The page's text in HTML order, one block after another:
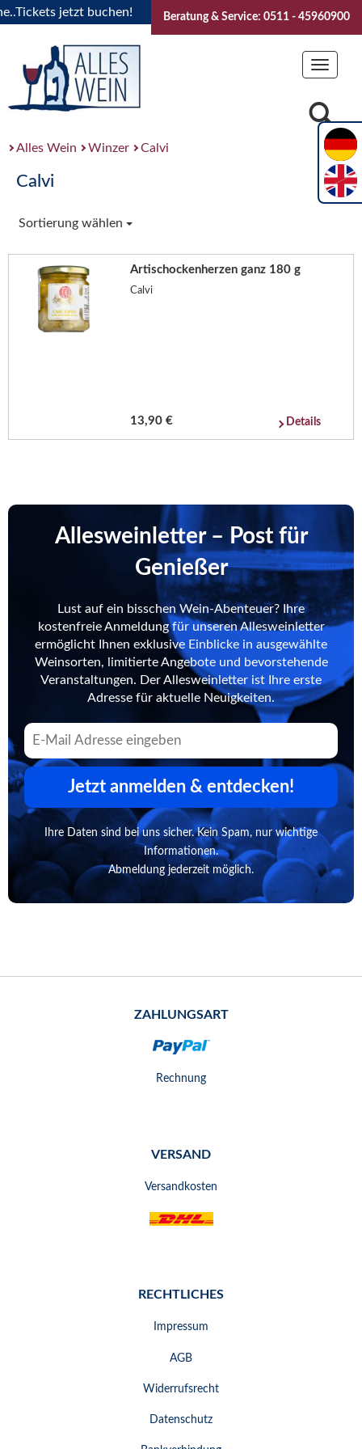
jetzt buchen! "Das Sommerfest 2026" Vive la
Beratung & Service: 0511 - 45960900
Toggle
Alles Wein Winzer Calvi
Calvi
Sortierung wählen
Artischockenherzen ganz 180 g
Calvi
13,90 € Details
Allesweinletter – Post für
Genießer
Lust auf ein bisschen Wein-Abenteuer? Ihre
kostenfreie Anmeldung für unseren Allesweinletter
ermöglicht Ihnen exklusive Einblicke in ausgewählte
Weinsorten, limitierte Angebote und bevorstehende
Veranstaltungen. Der Allesweinletter ist Ihre erste
Adresse für aktuelle Neuigkeiten.
Jetzt anmelden & entdecken!
Ihre Daten sind bei uns sicher. Kein Spam, nur wichtige
Informationen.
Abmeldung jederzeit möglich.
ZAHLUNGSART
Rechnung
VERSAND
Versandkosten
RECHTLICHES
Impressum
AGB
Widerrufsrecht
Datenschutz